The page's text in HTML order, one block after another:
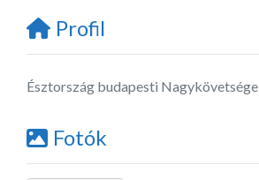
Profil
Észtország budapesti Nagykövetsége
Fotók